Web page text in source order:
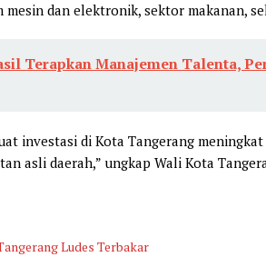
mesin dan elektronik, sektor makanan,
Terapkan Manajemen Talenta,
investasi di Kota Tangerang
asli daerah,” ungkap Wali Kota
Ludes Terbakar